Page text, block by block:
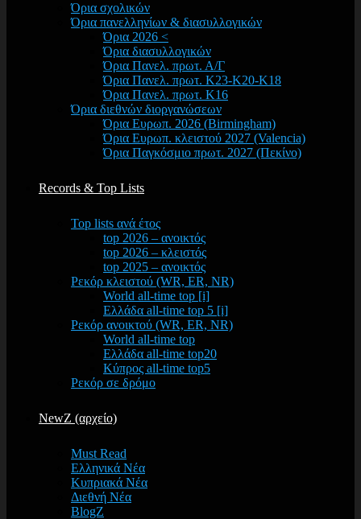
Όρια σχολικών
Όρια πανελληνίων & διασυλλογικών
Όρια 2026 <
Όρια διασυλλογικών
Όρια Πανελ. πρωτ. Α/Γ
Όρια Πανελ. πρωτ. Κ23-Κ20-Κ18
Όρια Πανελ. πρωτ. Κ16
Όρια διεθνών διοργανώσεων
Όρια Ευρωπ. 2026 (Birmingham)
Όρια Ευρωπ. κλειστού 2027 (Valencia)
Όρια Παγκόσμιο πρωτ. 2027 (Πεκίνο)
Records & Top Lists
Top lists ανά έτος
top 2026 – ανοικτός
top 2026 – κλειστός
top 2025 – ανοικτός
Ρεκόρ κλειστού (WR, ER, NR)
World all-time top [i]
Ελλάδα all-time top 5 [i]
Ρεκόρ ανοικτού (WR, ER, NR)
World all-time top
Ελλάδα all-time top20
Κύπρος all-time top5
Ρεκόρ σε δρόμο
NewZ (αρχείο)
Must Read
Ελληνικά Νέα
Κυπριακά Νέα
Διεθνή Νέα
BlogZ